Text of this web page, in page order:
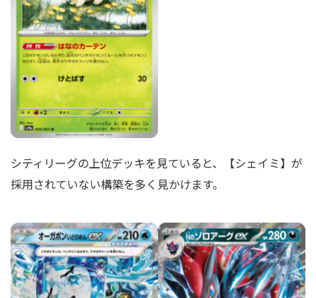
シティリーグの上位デッキを見ていると、【シェイミ】が
採用されていない構築を多く見かけます。